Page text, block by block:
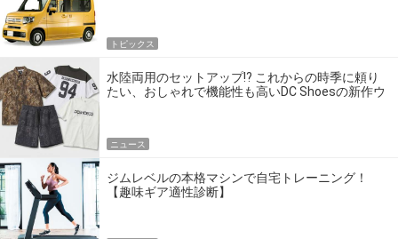
トピックス
水陸両用のセットアップ!? これからの時季に頼り
たい、おしゃれで機能性も高いDC Shoesの新作ウ
ニュース
ジムレベルの本格マシンで自宅トレーニング！
【趣味ギア適性診断】